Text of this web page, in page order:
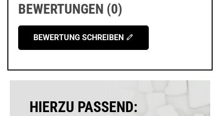
BEWERTUNGEN (0)
BEWERTUNG SCHREIBEN
HIERZU PASSEND: